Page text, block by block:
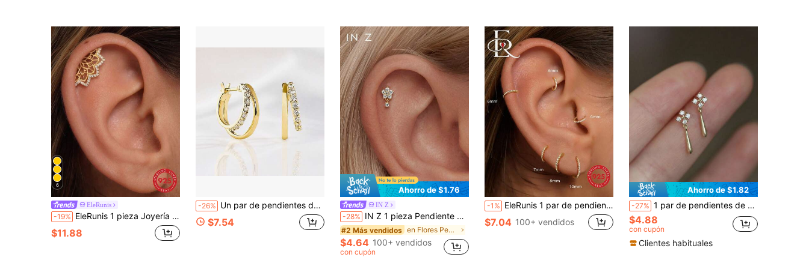
6
EleRunis
-19% EleRunis 1 pieza Joyería fina de plata de ley 925 con loto y respaldo plano para perforación de cartílago hélix, para uso diario, boda, fiesta, aniversario y Día de San Valentín
$11.88
-26% Un par de pendientes de plata de ley S925 chapados en oro de 18K con circonita, anillos dobles geométricos para la moda de mujer
$7.54
Ahorro de $1.76
IN Z
-28% IN Z 1 pieza Pendiente de flor de cinco pétalos de plata de ley 925 con parte posterior plana | Pendiente pequeño | Pendiente apilable | Pendiente de flor de cinco pétalos | Joyería de plata de ley 925 | Adecuado para uso diario de mujeres | Se vende como 1 pieza (no 1 pieza)
#2 Más vendidos en Flores Pendientes Finos
$4.64 100+ vendidos
con cupón
-1% EleRunis 1 par de pendientes de plata de ley 925 con circonita cúbica clásica de 5 mm a 10 mm, pendientes de cartílago chapados en oro de 18 quilates, adecuados para el uso diario de las mujeres
$7.04 100+ vendidos
Ahorro de $1.82
-27% 1 par de pendientes de botón de plata de ley 925 con cristales, un regalo versátil para hermanas, amigas y mujeres
$4.88
con cupón
Clientes habituales